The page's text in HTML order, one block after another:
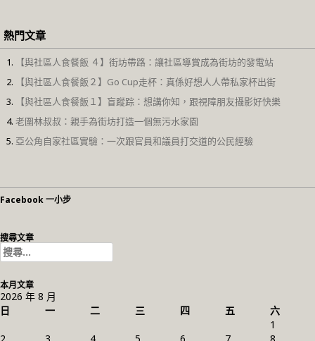
熱門文章
【與社區人食餐飯 ４】街坊帶路：讓社區導賞成為街坊的發電站
【與社區人食餐飯２】Go Cup走杯：真係好想人人帶私家杯出街
【與社區人食餐飯１】盲蹤踪：想講你知，跟視障朋友攝影好快樂
老圍林叔叔：親手為街坊打造一個無污水家園
亞公角自家社區實驗：一次跟官員和議員打交道的公民經驗
Facebook 一小步
搜尋文章
搜
尋
關
鍵
字:
本月文章
2026 年 8 月
日
一 二 三 四 五
六
1